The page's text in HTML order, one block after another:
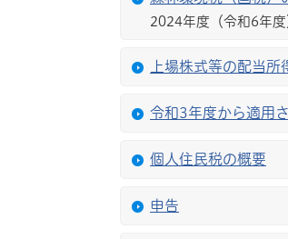
2024年度（令和6年度
上場株式等の配当
令和3年度から適用
個人住民税の概要
申告